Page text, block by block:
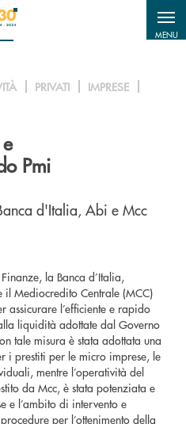
MENU
PRIVATI
IMPRESE
Pmi
d'Italia, Abi e Mcc
la Banca d’Italia,
il Mediocredito Centrale (MCC)
assicurare l’efficiente e rapido
liquidità adottate dal Governo
tale misura è stata adottata una
i prestiti per le micro imprese, le
mentre l’operatività del
da Mcc, è stata potenziata e
e l’ambito di intervento e
per l’ottenimento della